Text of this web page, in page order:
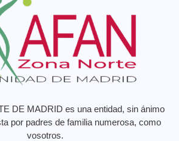
DE MADRID es una entidad, sin ánimo
por padres de familia numerosa, como
vosotros.